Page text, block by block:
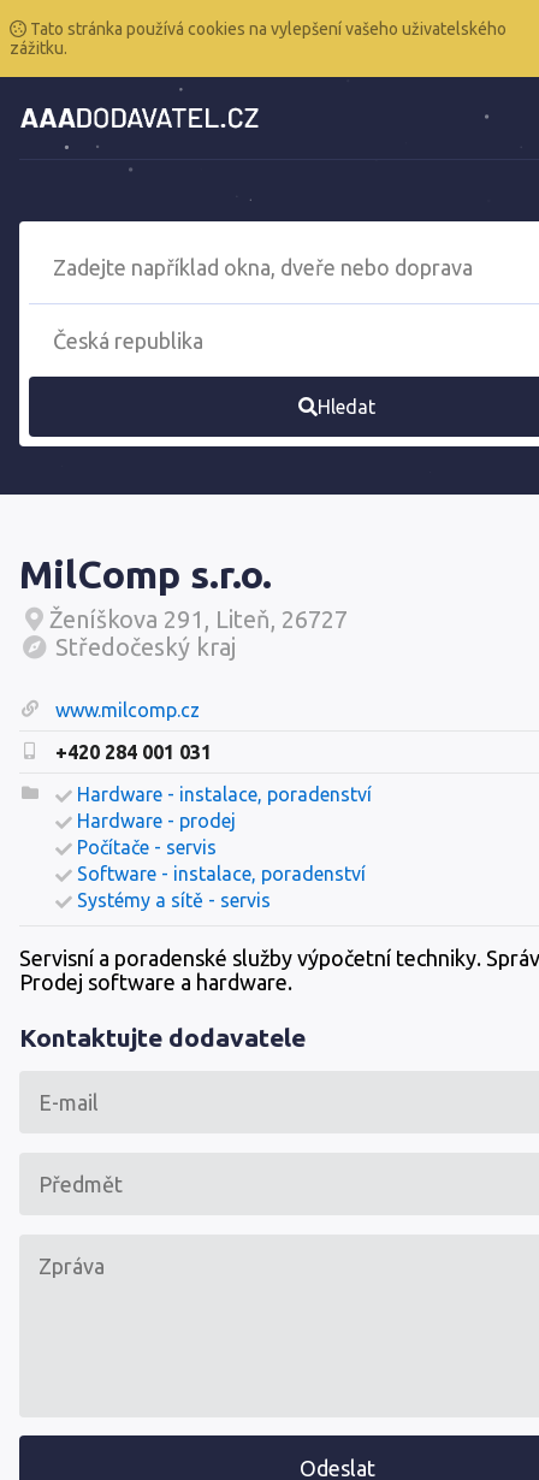
Tato stránka používá cookies na vylepšení vašeho uživatelského
zážitku.
Hledat
MilComp s.r.o.
Ženíškova 291, Liteň, 26727
Středočeský kraj
www.milcomp.cz
+420 284 001 031
Hardware - instalace, poradenství
Hardware - prodej
Počítače - servis
Software - instalace, poradenství
Systémy a sítě - servis
Servisní a poradenské služby výpočetní techniky.
Prodej software a hardware.
Kontaktujte dodavatele
Odeslat